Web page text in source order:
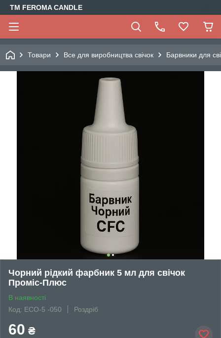
TM FEROMA CANDLE
Товари Все для виробництва свічок Барвники для
Чорний рідкий фарбник 5 мл для свічок
Проміс-Плюс
В наявності
Код: ECO-5 -050
Роздріб
60 ₴